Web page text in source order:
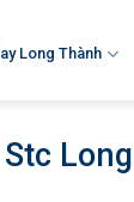
Long Thành